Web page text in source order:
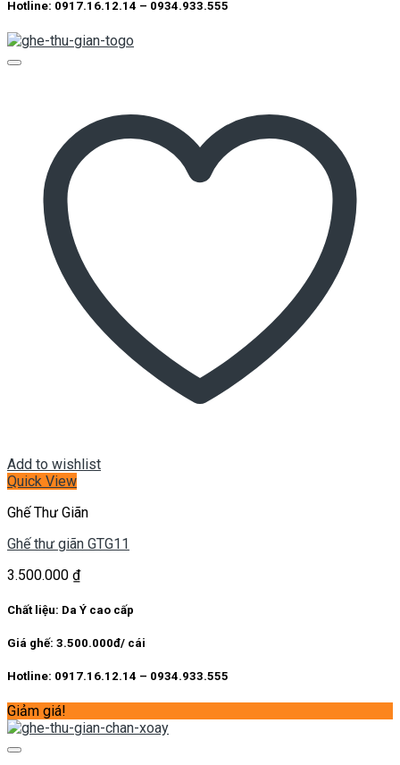
Hotline: 0917.16.12.14 – 0934.933.555
Add to wishlist
Quick View
Ghế Thư Giãn
Ghế thư giãn GTG11
3.500.000 ₫
Chất liệu: Da Ý cao cấp
Giá ghế: 3.500.000đ/ cái
Hotline: 0917.16.12.14 – 0934.933.555
Giảm giá!